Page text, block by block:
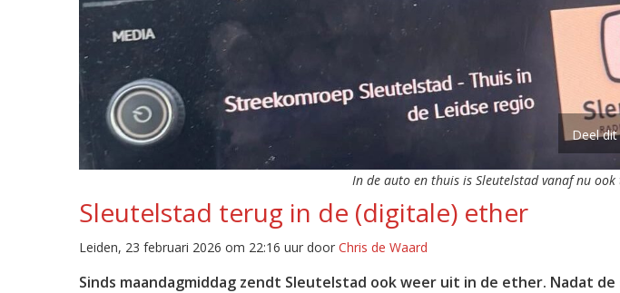
Deel
In de auto en thuis is Sleutelstad vanaf nu
Sleutelstad terug in de (digitale) ether
Leiden, 23 februari 2026 om 22:16 uur door Chris de Waard
Sinds maandagmiddag zendt Sleutelstad ook weer uit in de ether. Nadat